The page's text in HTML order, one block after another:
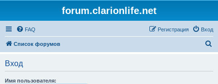
forum.clarionlife.net
FAQ Вход
Регистрация
Список форумов
Вход
Имя пользователя: